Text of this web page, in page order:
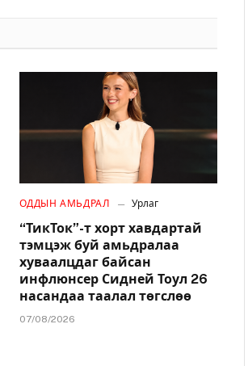
ОДДЫН АМЬДРАЛ Урлаг
“ТикТок”-т хорт хавдартай
тэмцэж буй амьдралаа
хуваалцдаг байсан
инфлюнсер Сидней Тоул 26
насандаа таалал төгслөө
07/08/2026